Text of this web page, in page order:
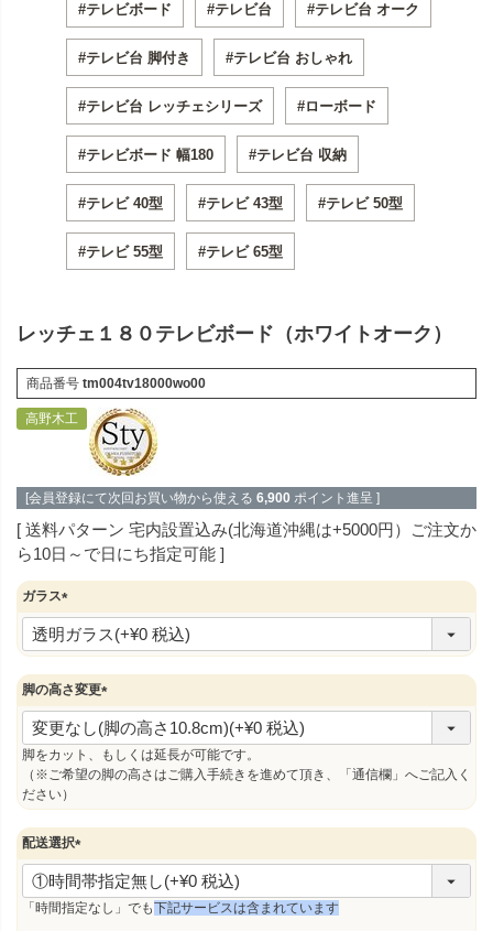
#テレビボード #テレビ台 #テレビ台 オーク
#テレビ台 脚付き #テレビ台 おしゃれ
#テレビ台 レッチェシリーズ #ローボード
#テレビボード 幅180 #テレビ台 収納
#テレビ 40型 #テレビ 43型 #テレビ 50型
#テレビ 55型 #テレビ 65型
レッチェ１８０テレビボード（ホワイトオーク）
商品番号 tm004tv18000wo00
高野木工
[会員登録にて次回お買い物から使える 6,900 ポイント進呈 ]
送料パターン 宅内設置込み(北海道沖縄は+5000円）ご注文か
ら10日～で日にち指定可能
ガラス
(
必
須
脚の高さ変更
(
必
須
)
脚をカット、もしくは延長が可能です。
（※ご希望の脚の高さはご購入手続きを進めて頂き、「通信欄」へご記入く
ださい）
配送選択
(
必
須
「時間指定なし」でも下記サービスは含まれています